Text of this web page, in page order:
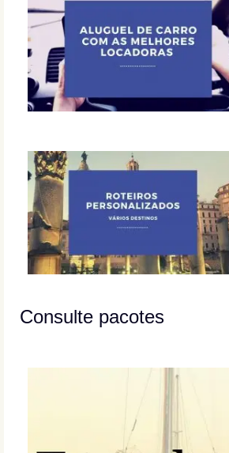
Consulte pacotes